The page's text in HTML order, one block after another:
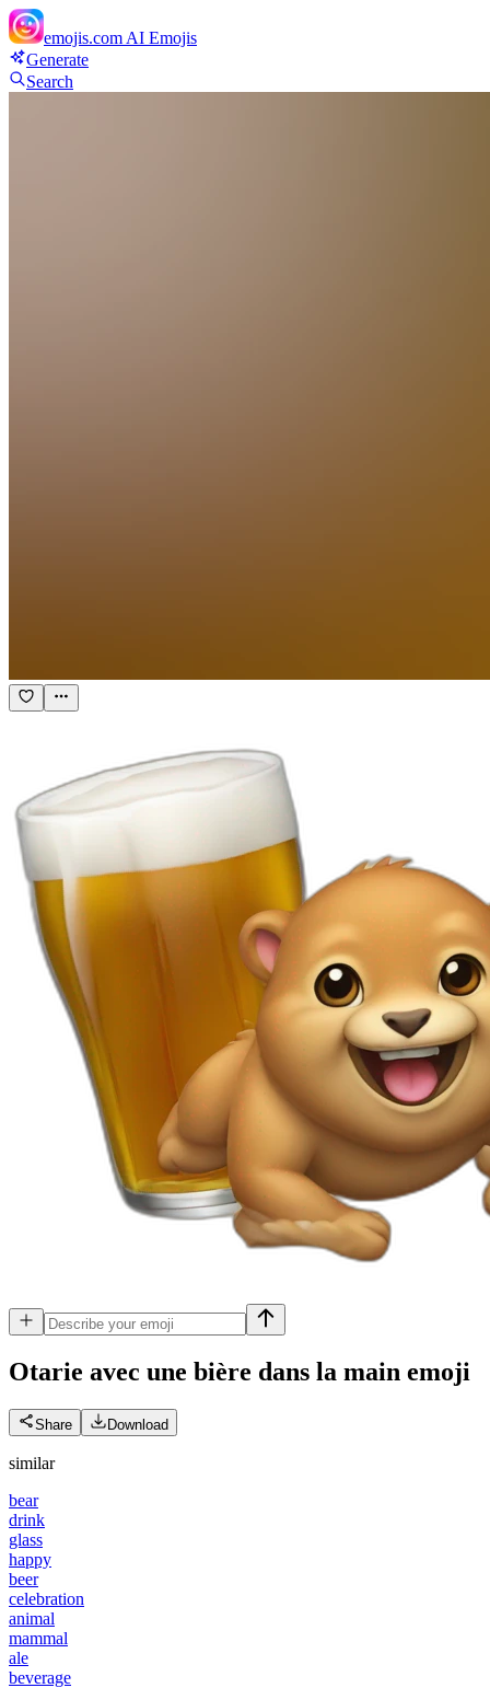
emojis.com AI Emojis
Generate
Search
Otarie avec une bière dans la main emoji
Share Download
similar
bear
drink
glass
happy
beer
celebration
animal
mammal
ale
beverage